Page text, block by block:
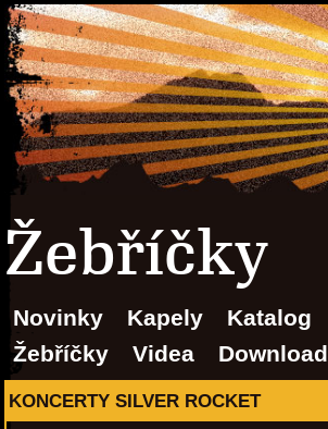
Žebříčky
Novinky Kapely Katalog
Žebříčky
Videa Download
KONCERTY SILVER ROCKET